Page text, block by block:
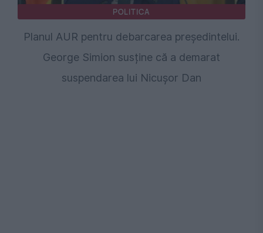
POLITICA
Planul AUR pentru debarcarea președintelui.
George Simion susține că a demarat
suspendarea lui Nicușor Dan